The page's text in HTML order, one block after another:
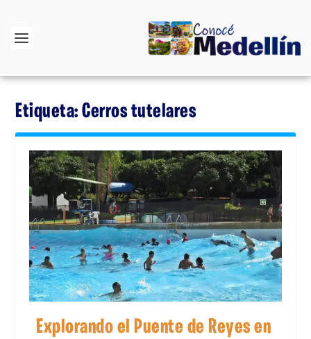
Etiqueta:Cerros tutelares
Explorando el Puente de Reyes en